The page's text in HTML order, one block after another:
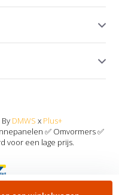
DMWS x Plus+
✅ Omvormers ✅
voor een lage prijs.